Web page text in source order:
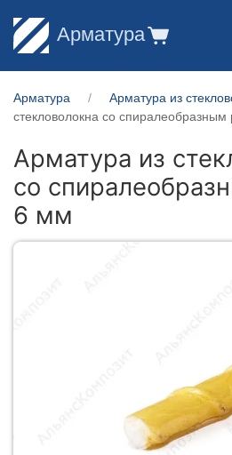
Арматура
Арматура Арматура из
стекловолокна со
Арматура из
со
6 мм